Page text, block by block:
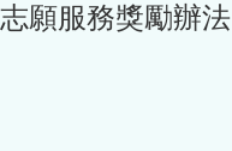
願服務獎勵辦法